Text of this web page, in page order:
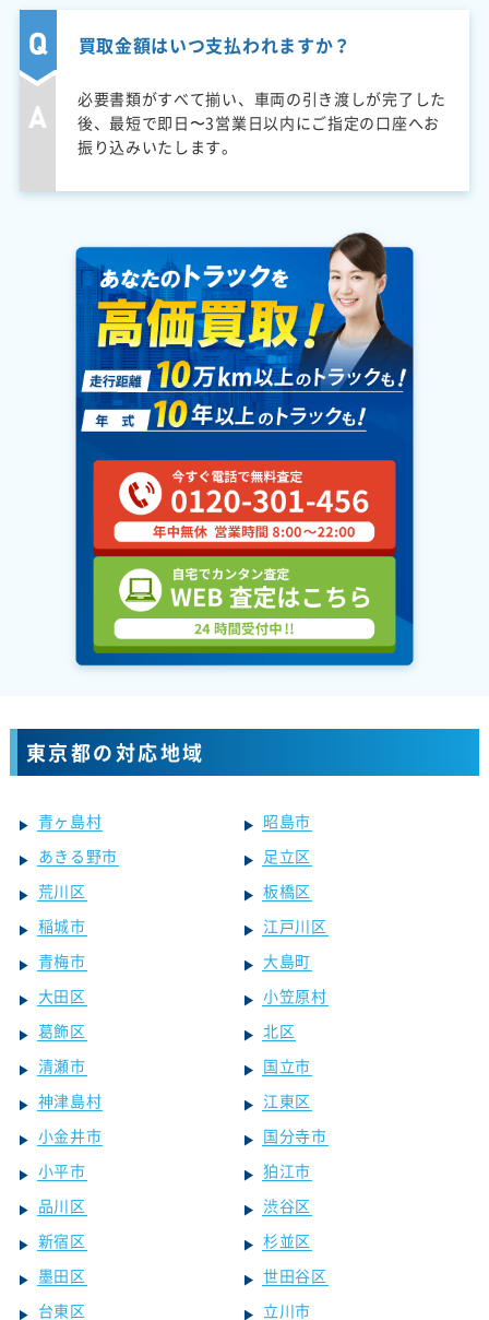
買取金額はいつ支払われますか？
必要書類がすべて揃い、車両の引き渡しが完了した
後、最短で即日〜3営業日以内にご指定の口座へお
振り込みいたします。
東京都の対応地域
青ヶ島村
昭島市
あきる野市
足立区
荒川区
板橋区
稲城市
江戸川区
青梅市
大島町
大田区
小笠原村
葛飾区
北区
清瀬市
国立市
神津島村
江東区
小金井市
国分寺市
小平市
狛江市
品川区
渋谷区
新宿区
杉並区
墨田区
世田谷区
台東区
立川市